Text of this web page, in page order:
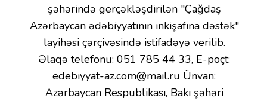
şəhərində gerçəkləşdirilən "Çağdaş
Azərbaycan ədəbiyyatının inkişafına dəstək"
layihəsi çərçivəsində istifadəyə verilib.
Əlaqə telefonu: 051 785 44 33, E-poçt:
edebiyyat-az.com@mail.ru Ünvan:
Azərbaycan Respublikası, Bakı şəhəri